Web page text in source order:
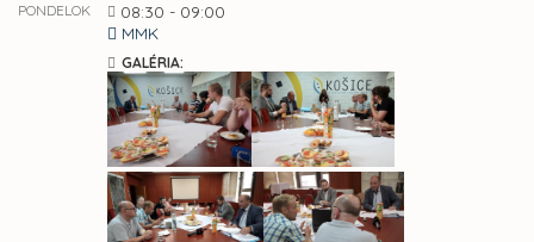
PONDELOK
08:30 - 09:00
MMK
GALÉRIA: